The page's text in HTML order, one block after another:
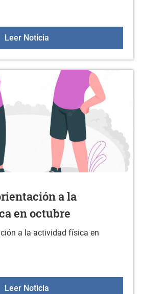
Leer NoticiaAulas +55 el 26 de
a la
en octubre
a la actividad física en
Leer NoticiaSesiones de orientación